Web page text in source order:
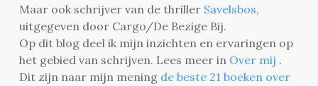
Maar ook schrijver van de thriller Savelsbos,
uitgegeven door Cargo/De Bezige Bij.
Op dit blog deel ik mijn inzichten en ervaringen op
het gebied van schrijven. Lees meer in Over mij .
Dit zijn naar mijn mening de beste 21 boeken over